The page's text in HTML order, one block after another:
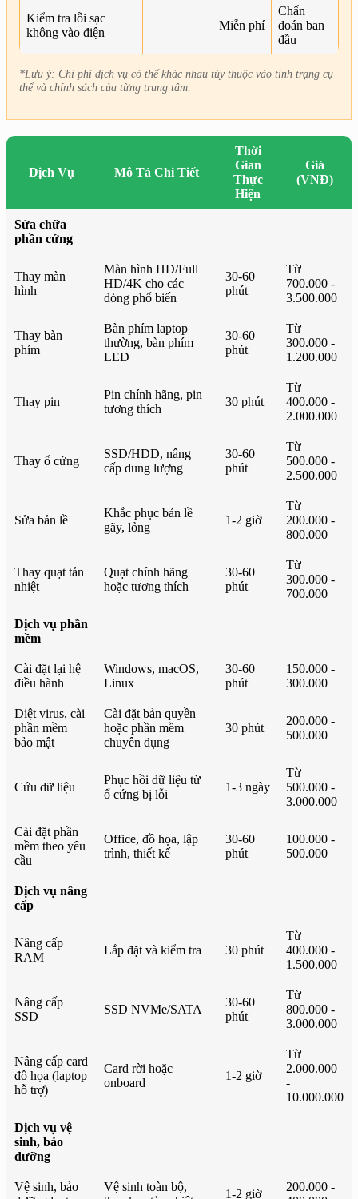
Kiểm tra lỗi sạc
không vào điện
Miễn phí
Chẩn
đoán ban
đầu
*Lưu ý: Chi phí dịch vụ có thể khác nhau tùy thuộc vào tình trạng cụ
thể và chính sách của từng trung tâm.
Dịch Vụ Mô Tả Chi Tiết
Thời
Gian
Thực
Hiện
Giá
(VNĐ)
Sửa chữa
phần cứng
Thay màn
hình
Màn hình HD/Full
HD/4K cho các
dòng phổ biến
30-60
phút
Từ
700.000 -
3.500.000
Thay bàn
phím
Bàn phím laptop
thường, bàn phím
LED
30-60
phút
Từ
300.000 -
1.200.000
Thay pin
Pin chính hãng, pin
tương thích
30 phút
Từ
400.000 -
2.000.000
Thay ổ cứng
SSD/HDD, nâng
cấp dung lượng
30-60
phút
Từ
500.000 -
2.500.000
Sửa bản lề
Khắc phục bản lề
gãy, lỏng
1-2 giờ
Từ
200.000 -
800.000
Thay quạt tản
nhiệt
Quạt chính hãng
hoặc tương thích
30-60
phút
Từ
300.000 -
700.000
Dịch vụ phần
mềm
Cài đặt lại hệ
điều hành
Windows, macOS,
Linux
30-60
phút
150.000 -
300.000
Diệt virus, cài
phần mềm
bảo mật
Cài đặt bản quyền
hoặc phần mềm
chuyên dụng
30 phút
200.000 -
500.000
Cứu dữ liệu
Phục hồi dữ liệu từ
ổ cứng bị lỗi
1-3 ngày
Từ
500.000 -
3.000.000
Cài đặt phần
mềm theo yêu
cầu
Office, đồ họa, lập
trình, thiết kế
30-60
phút
100.000 -
500.000
Dịch vụ nâng
cấp
Nâng cấp
RAM
Lắp đặt và kiểm tra 30 phút
Từ
400.000 -
1.500.000
Nâng cấp
SSD
SSD NVMe/SATA
30-60
phút
Từ
800.000 -
3.000.000
Nâng cấp card
đồ họa (laptop
hỗ trợ)
Card rời hoặc
onboard
1-2 giờ
Từ
2.000.000
-
10.000.000
Dịch vụ vệ
sinh, bảo
dưỡng
Vệ sinh, bảo
Vệ sinh toàn bộ,
1-2 giờ
200.000 -